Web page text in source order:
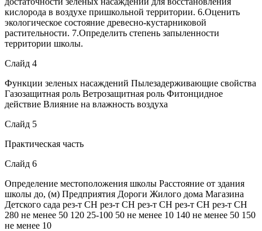
кислорода в воздухе пришкольной территории. 6.Оценить
экологическое состояние древесно-кустарниковой
растительности. 7.Определить степень запыленности
территории школы.
Слайд 4
Функции зеленых насаждений Пылезадерживающие свойства
Газозащитная роль Ветрозащитная роль Фитонцидное
действие Влияние на влажность воздуха
Слайд 5
Практическая часть
Слайд 6
Определение местоположения школы Расстояние от здания
школы до, (м) Предприятия Дороги Жилого дома Магазина
Детского сада рез-т СН рез-т СН рез-т СН рез-т СН рез-т СН
280 не менее 50 120 25-100 50 не менее 10 140 не менее 50 150
не менее 10